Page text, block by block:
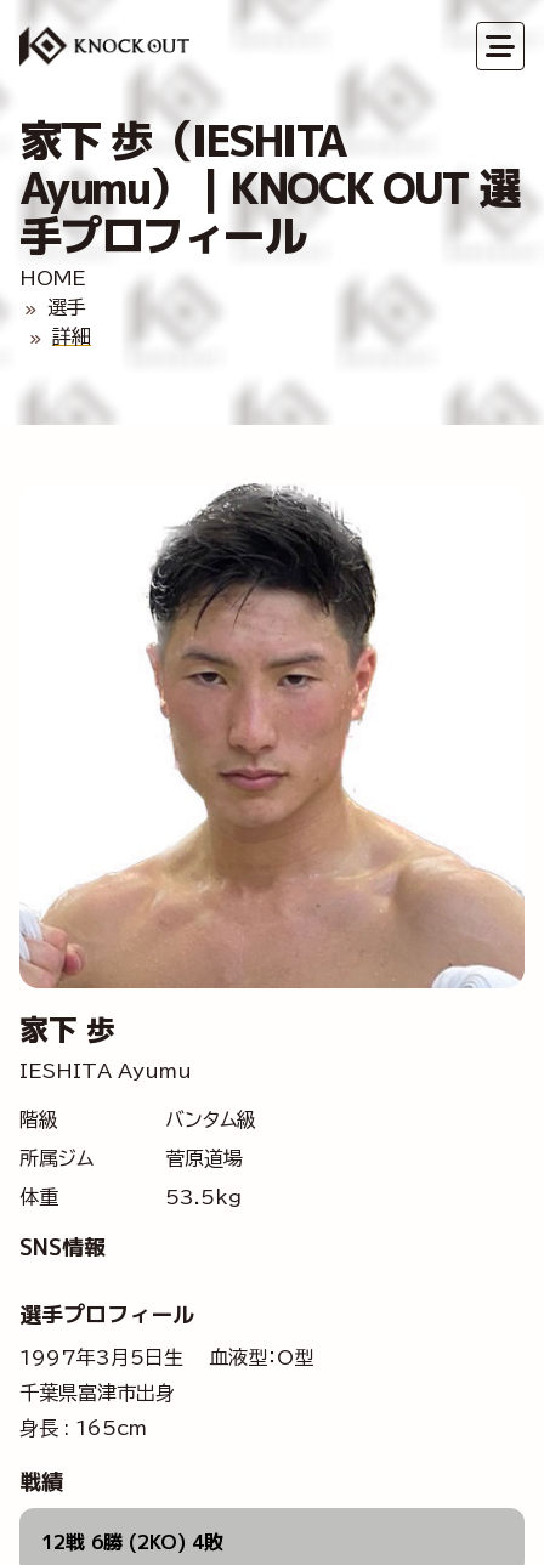
家下 歩（IESHITA
Ayumu）｜KNOCK OUT 選
手プロフィール
HOME
選手
詳細
家下 歩
IESHITA Ayumu
階級
バンタム級
所属ジム
菅原道場
体重
53.5kg
SNS情報
選手プロフィール
1997年3月5日生 血液型：O型
千葉県富津市出身
身長 : 165cm
戦績
12戦 6勝 (2KO) 4敗